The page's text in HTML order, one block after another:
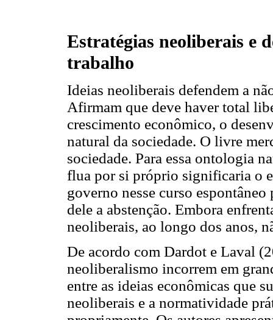
Estratégias neoliberais e
trabalho
Ideias neoliberais defendem a
Afirmam que deve haver total
crescimento econômico, o
natural da sociedade. O livre
sociedade. Para essa ontologia
flua por si próprio significaria o
governo nesse curso
dele a abstenção. Embora
neoliberais, ao longo dos anos,
De acordo com Dardot e Laval
neoliberalismo incorrem em
entre as ideias econômicas que
neoliberais e a normatividade